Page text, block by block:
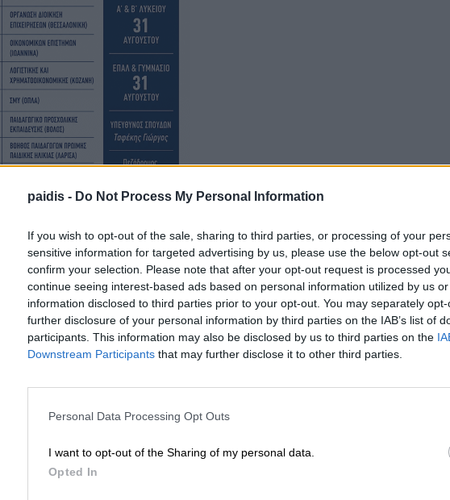
paidis - Do Not Process My Personal Information
If you wish to opt-out of the sale, sharing to third parties, or processing of your
sensitive information for targeted advertising by us, please use the below opt-out
confirm your selection. Please note that after your opt-out request is processed
continue seeing interest-based ads based on personal information utilized by us
information disclosed to third parties prior to your opt-out. You may separately
further disclosure of your personal information by third parties on the IAB’s list of
participants. This information may also be disclosed by us to third parties on the
Downstream Participants that may further disclose it to other third parties.
Personal Data Processing Opt Outs
I want to opt-out of the Sharing of my personal data.
Opted In
πρότυπο και αναμφισβήτητα έχει πέραση μεταξύ των πολιτικών
τους.